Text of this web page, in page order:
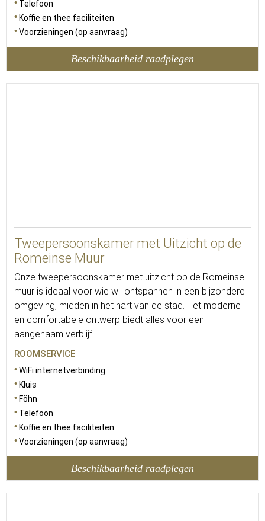
Telefoon
Koffie en thee faciliteiten
Voorzieningen (op aanvraag)
Beschikbaarheid raadplegen
Tweepersoonskamer met Uitzicht op de
Romeinse Muur
Onze tweepersoonskamer met uitzicht op de Romeinse
muur is ideaal voor wie wil ontspannen in een bijzondere
omgeving, midden in het hart van de stad. Het moderne
en comfortabele ontwerp biedt alles voor een
aangenaam verblijf.
ROOMSERVICE
WiFi internetverbinding
Kluis
Föhn
Telefoon
Koffie en thee faciliteiten
Voorzieningen (op aanvraag)
Beschikbaarheid raadplegen